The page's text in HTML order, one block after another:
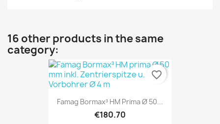
16 other products in the same
category:
Famag Bormax³ HM Prima Ø 50...
€180.70
favorite_border